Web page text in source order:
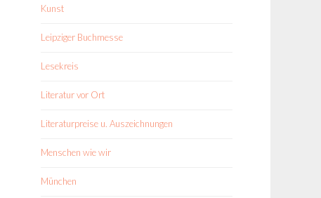
Kunst
Leipziger Buchmesse
Lesekreis
Literatur vor Ort
Literaturpreise u. Auszeichnungen
Menschen wie wir
München